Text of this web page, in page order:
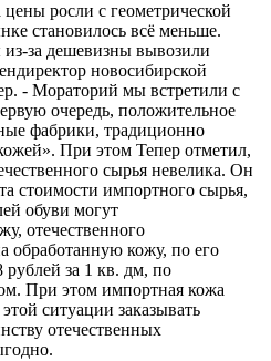
росли с геометрической
становилось всё меньше.
за дешевизны вывозили
новосибирской
- Мораторий мы встретили с
очередь, положительное
фабрики, традиционно
При этом Тепер отметил,
сырья невелика. Он
стоимости импортного сырья,
обуви могут
отечественного
обработанную кожу, по его
за 1 кв. дм, по
При этом импортная кожа
ситуации заказывать
отечественных